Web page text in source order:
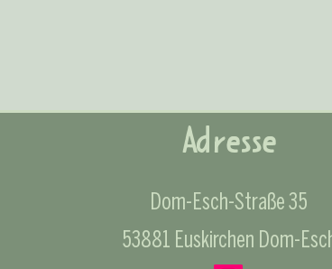
Adresse
Dom-Esch-Straße 35
53881 Euskirchen Dom-